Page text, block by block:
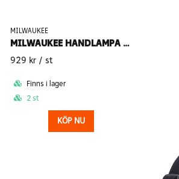
MILWAUKEE
MILWAUKEE HANDLAMPA M12 MLED-0
929 kr / st
Finns i lager
2 st
KÖP NU